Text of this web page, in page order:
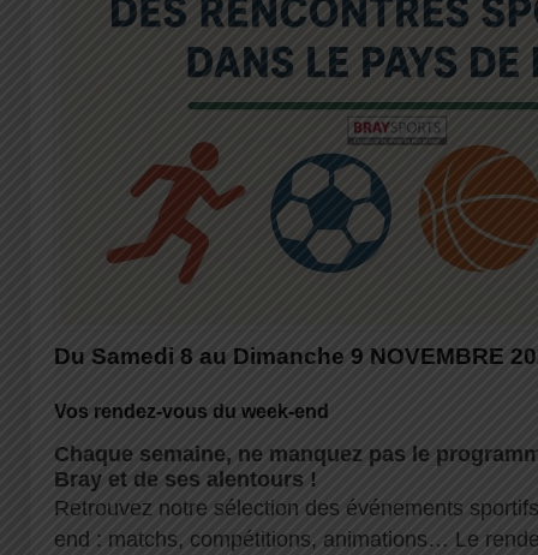
Du Samedi 8 au Dimanche 9 NOVEMBRE
Vos rendez-vous du week-end
Chaque semaine, ne manquez pas le
Bray et de ses alentours !
Retrouvez notre sélection des événements
end : matchs, compétitions, animations… Le